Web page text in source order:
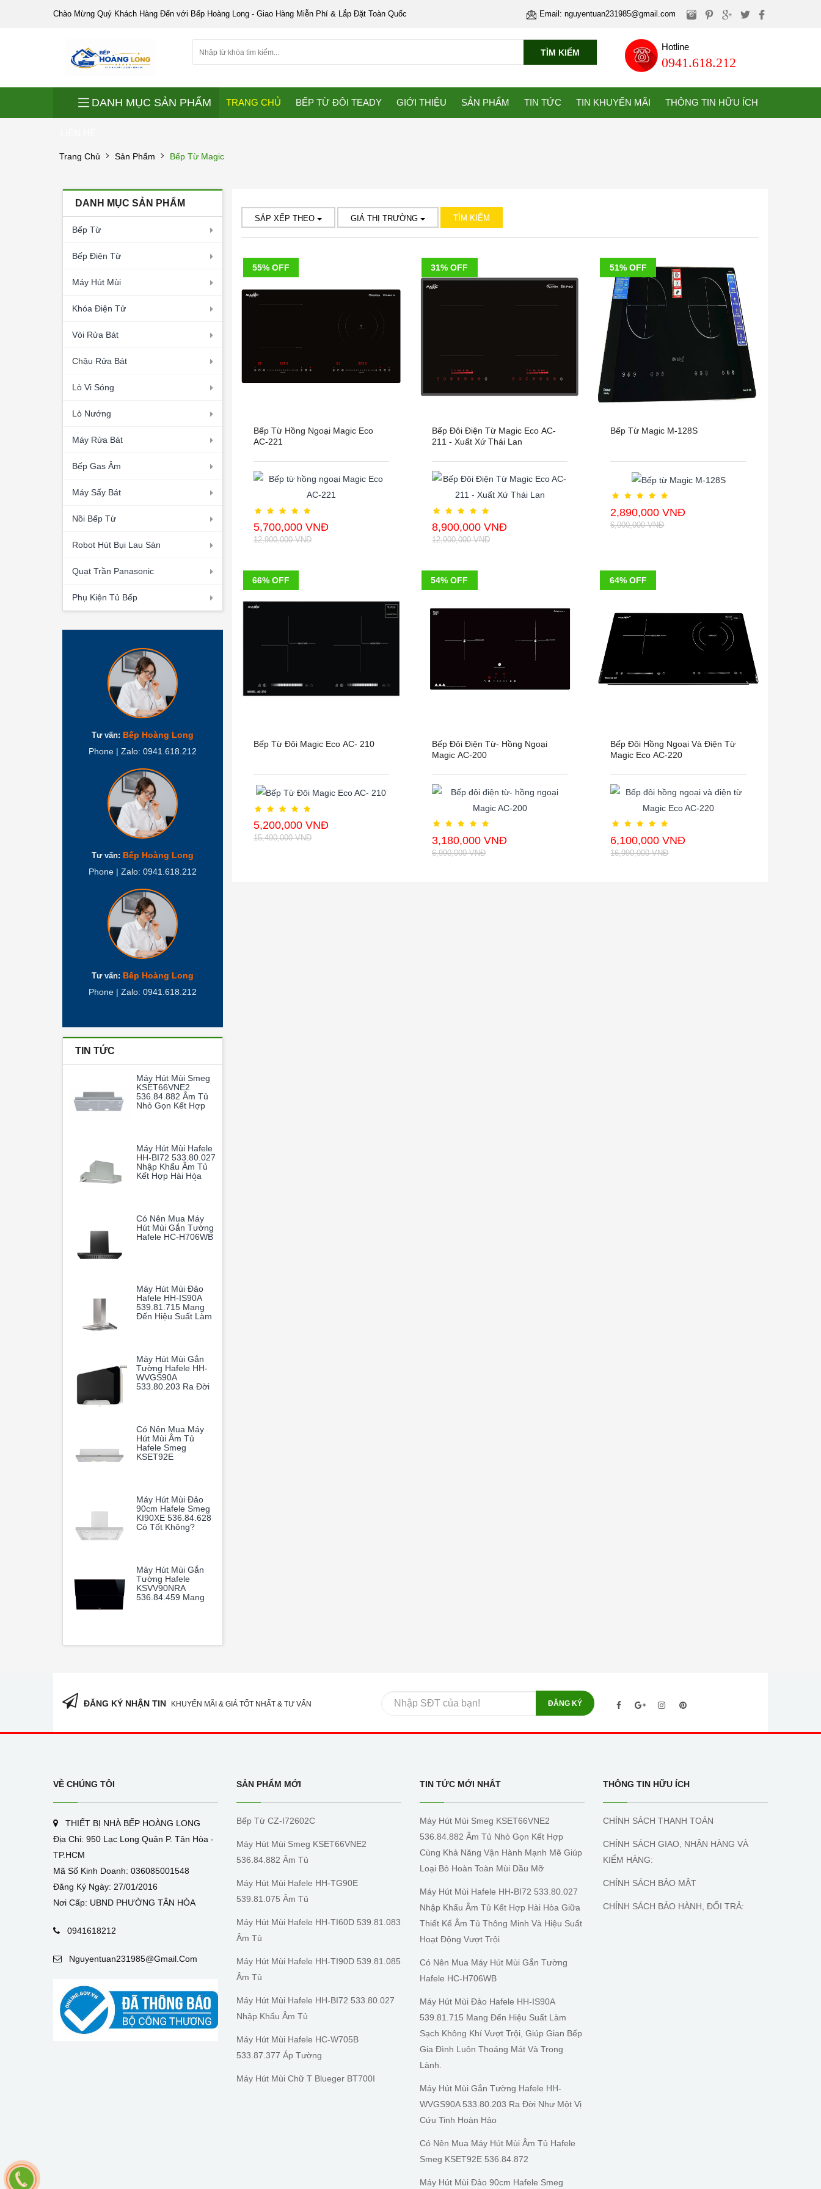
Chào Mừng Quý Khách Hàng Đến với Bếp Hoàng Long - Giao Hàng Miễn Phí & Lắp Đặt Toàn Quốc Email: nguyentuan231985@gmail.com
TÌM KIẾM
Hotline
0941.618.212
DANH MỤC SẢN PHẨM TRANG CHỦ BẾP TỪ ĐÔI TEADY GIỚI THIỆU SẢN PHẨM TIN TỨC TIN KHUYẾN MÃI THÔNG TIN HỮU ÍCH
Trang Chủ Sản Phẩm Bếp Từ Magic
DANH MỤC SẢN PHẨM
Bếp Từ
Bếp Điện Từ
Máy Hút Mùi
Khóa Điện Tử
Vòi Rửa Bát
Chậu Rửa Bát
Lò Vi Sóng
Lò Nướng
Máy Rửa Bát
Bếp Gas Âm
Máy Sấy Bát
Nồi Bếp Từ
Robot Hút Bụi Lau Sàn
Quạt Trần Panasonic
Phụ Kiện Tủ Bếp
Tư vấn: Bếp Hoàng Long
Phone | Zalo: 0941.618.212
Tư vấn: Bếp Hoàng Long
Phone | Zalo: 0941.618.212
Tư vấn: Bếp Hoàng Long
Phone | Zalo: 0941.618.212
TIN TỨC
Máy Hút Mùi Smeg
KSET66VNE2
536.84.882 Âm Tủ
Nhỏ Gọn Kết Hợp
Máy Hút Mùi Hafele
HH-BI72 533.80.027
Nhập Khẩu Âm Tủ
Kết Hợp Hài Hòa
Có Nên Mua Máy
Hút Mùi Gắn Tường
Hafele HC-H706WB
Máy Hút Mùi Đảo
Hafele HH-IS90A
539.81.715 Mang
Đến Hiệu Suất Làm
Luôn Thoáng Mát
Và Trong Lành.
Máy Hút Mùi Gắn
Tường Hafele HH-
WVGS90A
533.80.203 Ra Đời
Có Nên Mua Máy
Hút Mùi Âm Tủ
Hafele Smeg
KSET92E
Máy Hút Mùi Đảo
90cm Hafele Smeg
KI90XE 536.84.628
Có Tốt Không?
Máy Hút Mùi Gắn
Tường Hafele
KSVV90NRA
536.84.459 Mang
SẮP XẾP THEO GIÁ THỊ TRƯỜNG TÌM KIẾM
55% OFF
Bếp Từ Hồng Ngoại Magic Eco
AC-221
5,700,000 VNĐ
12,900,000 VNĐ
31% OFF
Bếp Đôi Điện Từ Magic Eco AC-
211 - Xuất Xứ Thái Lan
8,900,000 VNĐ
12,900,000 VNĐ
51% OFF
Bếp Từ Magic M-128S
2,890,000 VNĐ
6,000,000 VNĐ
66% OFF
Bếp Từ Đôi Magic Eco AC- 210
5,200,000 VNĐ
15,490,000 VNĐ
54% OFF
Bếp Đôi Điện Từ- Hồng Ngoại
Magic AC-200
3,180,000 VNĐ
6,990,000 VNĐ
64% OFF
Bếp Đôi Hồng Ngoại Và Điện Từ
Magic Eco AC-220
6,100,000 VNĐ
16,990,000 VNĐ
ĐĂNG KÝ NHẬN TIN KHUYẾN MÃI & GIÁ TỐT NHẤT & TƯ VẤN ĐĂNG KÝ
VỀ CHÚNG TÔI
THIẾT BỊ NHÀ BẾP HOÀNG LONG
Địa Chỉ: 950 Lạc Long Quân P. Tân Hòa -
TP.HCM
Mã Số Kinh Doanh: 036085001548
Đăng Ký Ngày: 27/01/2016
Nơi Cấp: UBND PHƯỜNG TÂN HÒA
0941618212
Nguyentuan231985@gmail.com
SẢN PHẨM MỚI
Bếp Từ CZ-I72602C
Máy Hút Mùi Smeg KSET66VNE2
536.84.882 Âm Tủ
Máy Hút Mùi Hafele HH-TG90E
539.81.075 Âm Tủ
Máy Hút Mùi Hafele HH-TI60D 539.81.083
Âm Tủ
Máy Hút Mùi Hafele HH-TI90D 539.81.085
Âm Tủ
Máy Hút Mùi Hafele HH-BI72 533.80.027
Nhập Khẩu Âm Tủ
Máy Hút Mùi Hafele HC-W705B
533.87.377 Áp Tường
Máy Hút Mùi Chữ T Blueger BT700I
TIN TỨC MỚI NHẤT
Máy Hút Mùi Smeg KSET66VNE2
536.84.882 Âm Tủ Nhỏ Gọn Kết Hợp
Cùng Khả Năng Vận Hành Mạnh Mẽ Giúp
Loại Bỏ Hoàn Toàn Mùi Dầu Mỡ
Máy Hút Mùi Hafele HH-BI72 533.80.027
Nhập Khẩu Âm Tủ Kết Hợp Hài Hòa Giữa
Thiết Kế Âm Tủ Thông Minh Và Hiệu Suất
Hoạt Động Vượt Trội
Có Nên Mua Máy Hút Mùi Gắn Tường
Hafele HC-H706WB
Máy Hút Mùi Đảo Hafele HH-IS90A
539.81.715 Mang Đến Hiệu Suất Làm
Sạch Không Khí Vượt Trội, Giúp Gian Bếp
Gia Đình Luôn Thoáng Mát Và Trong
Lành.
Máy Hút Mùi Gắn Tường Hafele HH-
WVGS90A 533.80.203 Ra Đời Như Một Vị
Cứu Tinh Hoàn Hảo
Có Nên Mua Máy Hút Mùi Âm Tủ Hafele
Smeg KSET92E 536.84.872
Máy Hút Mùi Đảo 90cm Hafele Smeg
THÔNG TIN HỮU ÍCH
CHÍNH SÁCH THANH TOÁN
CHÍNH SÁCH GIAO, NHẬN HÀNG VÀ
KIỂM HÀNG:
CHÍNH SÁCH BẢO MẬT
CHÍNH SÁCH BẢO HÀNH, ĐỔI TRẢ: